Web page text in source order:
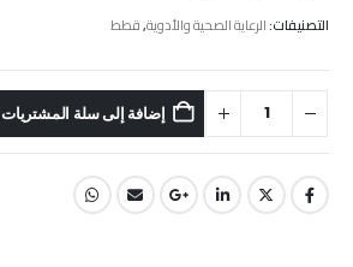
التصنيفات:الرعاية الصحية والأدوية,قطط
إضافة إلى سلة المشتريات